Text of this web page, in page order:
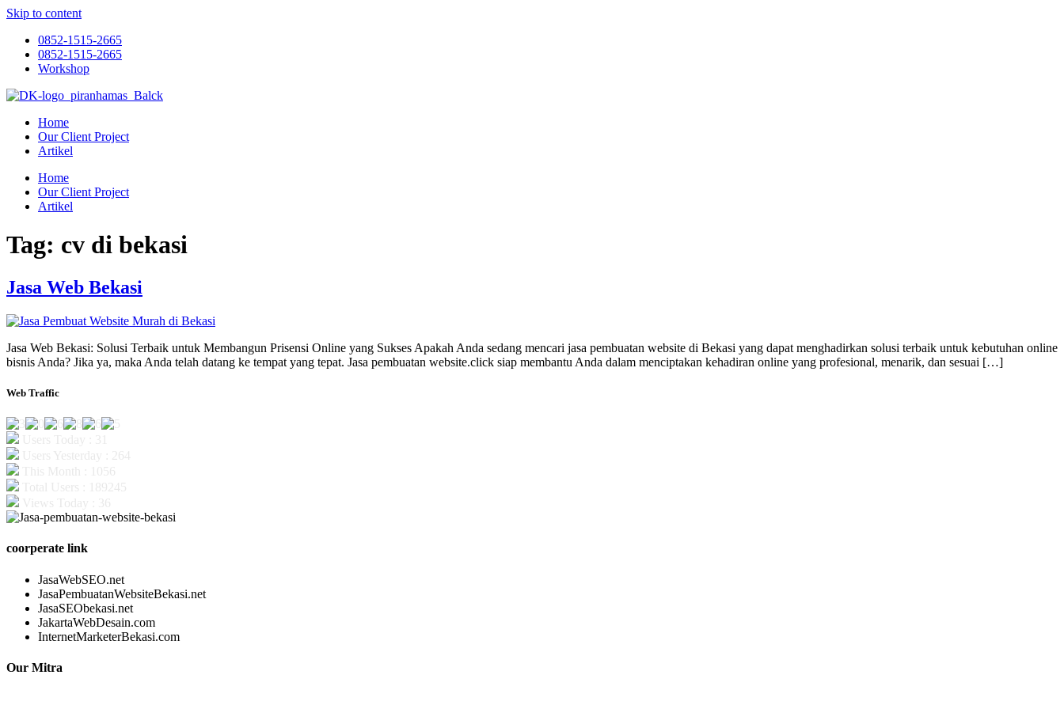
Skip to content
0852-1515-2665
0852-1515-2665
Workshop
Home
Our Client Project
Artikel
Home
Our Client Project
Artikel
Tag: cv di bekasi
Jasa Web Bekasi
Jasa Web Bekasi: Solusi Terbaik untuk Membangun Prisensi Online yang Sukses Apakah Anda sedang mencari jasa pembuatan website di Bekasi yang dapat menghadirkan solusi terbaik untuk kebutuhan online
bisnis Anda? Jika ya, maka Anda telah datang ke tempat yang tepat. Jasa pembuatan website.click siap membantu Anda dalam menciptakan kehadiran online yang profesional, menarik, dan sesuai […]
Web Traffic
coorperate link
JasaWebSEO.net
JasaPembuatanWebsiteBekasi.net
JasaSEObekasi.net
JakartaWebDesain.com
InternetMarketerBekasi.com
Our Mitra